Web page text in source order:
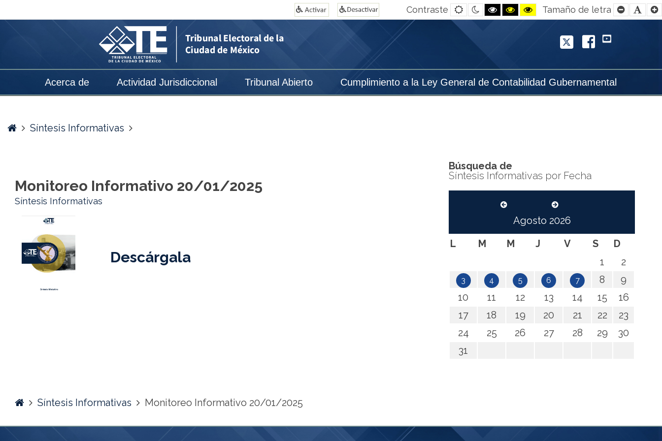
Electoral
Contraste
Default
contrast
Night
contrast
Black
and
Black
and
Yellow
and
contrast
Tamaño de letra
Smaller
FontFont
Acerca de Actividad Jurisdiccional Tribunal Abierto Cumplimiento a la Ley General de Contabilidad Gubernamental
Twitter
Facebook
YouTube
HomeSíntesis Informativas
Monitoreo Informativo 20/01/2025
Síntesis Informativas
Descárgala
Búsqueda de
Síntesis Informativas por Fecha
Agosto 2026
L
M M J V S
D
1
2
3 4 5 6 7 8
9
10
11 12 13 14 15
16
17
18 19 20 21 22
23
24
25 26 27 28 29
30
31
HomeSíntesis Informativas Monitoreo Informativo 20/01/2025